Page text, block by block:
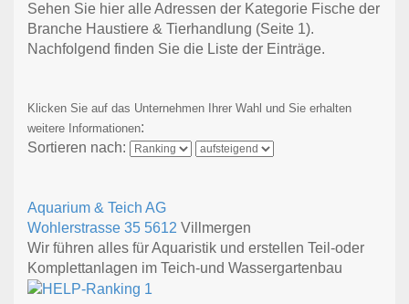
Sehen Sie hier alle Adressen der Kategorie Fische der
Branche Haustiere & Tierhandlung (Seite 1).
Nachfolgend finden Sie die Liste der Einträge.
Klicken Sie auf das Unternehmen Ihrer Wahl und Sie erhalten
weitere Informationen:
Sortieren nach:
Aquarium & Teich AG
Wohlerstrasse 35 5612 Villmergen
Wir führen alles für Aquaristik und erstellen Teil-oder
Komplettanlagen im Teich-und Wassergartenbau